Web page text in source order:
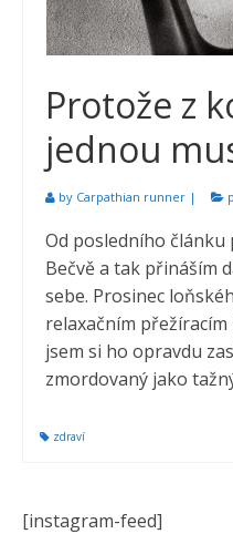
Protože z
jednou
by Carpathian runner |
Od posledního
Bečvě a tak přináším
sebe. Prosinec
relaxačním
jsem si ho opravdu
zmordovaný jako
zdraví
[instagram-feed]